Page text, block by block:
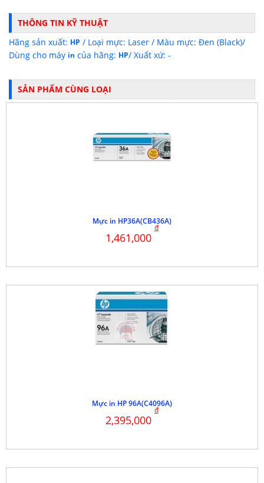
THÔNG TIN KỸ THUẬT
Hãng sản xuất: HP / Loại mực: Laser / Màu mực: Đen (Black)/
Dùng cho máy in của hãng: HP/ Xuất xứ: -
SẢN PHẨM CÙNG LOẠI
Mực in HP36A(CB436A)
1,461,000
đ
Mực in HP 96A(C4096A)
2,395,000
đ